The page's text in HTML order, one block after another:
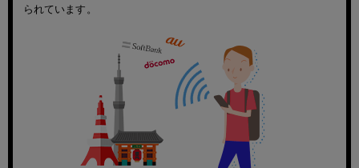
られています。
製造、販売メーカーの絞り込み
商品の搭載機能による絞り込み
「5G対応」「防水」「ワンセグ」など